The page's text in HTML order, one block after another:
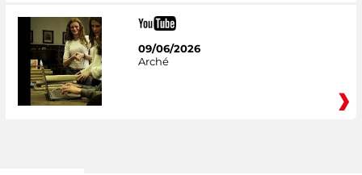
09/06/2026
Arché